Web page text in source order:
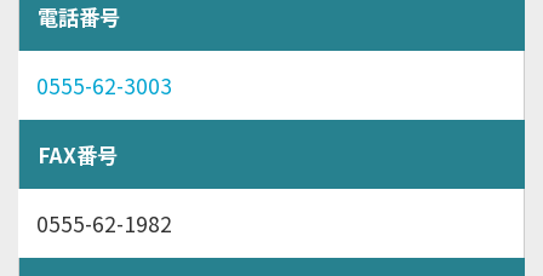
電話番号
0555-62-3003
FAX番号
0555-62-1982